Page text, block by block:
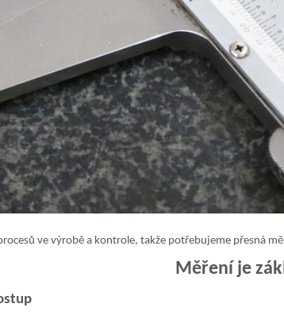
ve výrobě a kontrole, takže potřebujeme přesná
Měření je